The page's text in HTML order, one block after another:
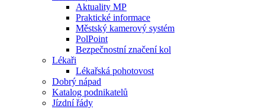
Aktuality MP
Praktické informace
Městský kamerový systém
PolPoint
Bezpečnostní značení kol
Lékaři
Lékařská pohotovost
Dobrý nápad
Katalog podnikatelů
Jízdní řády